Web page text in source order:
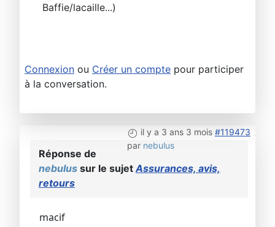
Baffie/lacaille...)
Connexion ou Créer un compte pour participer
à la conversation.
il y a 3 ans 3 mois #119473
par nebulus
Réponse de
nebulus sur le sujetAssurances, avis,
retours
macif